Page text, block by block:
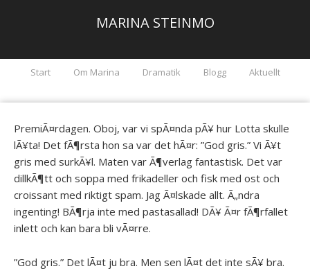
MARINA STEINMO
Start Om Marina Dramatik Blogg Aktuellt
PremiÃ¤rdagen. Oboj, var vi spÃ¤nda pÃ¥ hur Lotta skulle
lÃ¥ta! Det fÃ¶rsta hon sa var det hÃ¤r: ”God gris.” Vi Ã¥t
gris med surkÃ¥l. Maten var Ã¶verlag fantastisk. Det var
dillkÃ¶tt och soppa med frikadeller och fisk med ost och
croissant med riktigt spam. Jag Ã¤lskade allt. Ã„ndra
ingenting! BÃ¶rja inte med pastasallad! DÃ¥ Ã¤r fÃ¶rfallet
inlett och kan bara bli vÃ¤rre.
”God gris.” Det lÃ¤t ju bra. Men sen lÃ¤t det inte sÃ¥ bra.